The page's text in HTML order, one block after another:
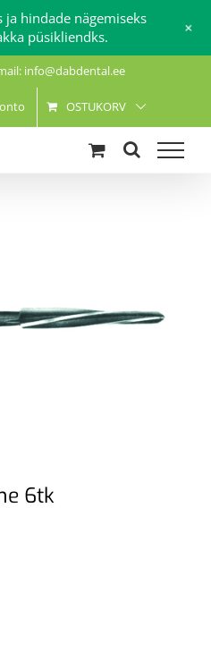
info@dabdental.ee
OSTUKORV
6tk
ja hindade nägemiseks
püsikliendks.
+